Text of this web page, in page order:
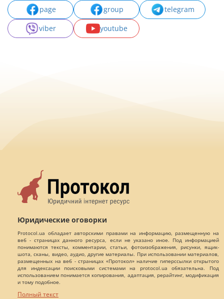
page group
telegram
viber
youtube
Юридические оговорки
Protocol.ua обладает авторскими правами на информацию, размещенную на
веб - страницах данного ресурса, если не указано иное. Под информацией
понимаются тексты, комментарии, статьи, фотоизображения, рисунки, ящик-
шота, сканы, видео, аудио, другие материалы. При использовании материалов,
размещенных на веб - страницах «Протокол» наличие гиперссылки открытого
для индексации поисковыми системами на protocol.ua обязательна. Под
использованием понимается копирования, адаптация, рерайтинг, модификация
и тому подобное.
Полный текст